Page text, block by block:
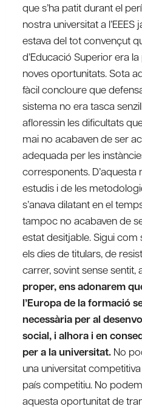
que s’ha patit durant el
nostra universitat a
estava del tot convençut
d’Educació Superior era
noves oportunitats. Sota
fàcil concloure que
sistema no era tasca
afloressin les dificultats
mai no acabaven de ser
adequada per les
corresponents. D’aquesta
estudis i de les
s’anava dilatant en el
tampoc no acabaven de
estat desitjable. Sigui com
els dies de titulars, de
carrer, sovint sense sentit, a
proper, ens adonarem
l’Europa de la formació
necessària per al
social, i alhora i en
per a la universitat. No
una universitat
país competitiu. No
aquesta oportunitat de